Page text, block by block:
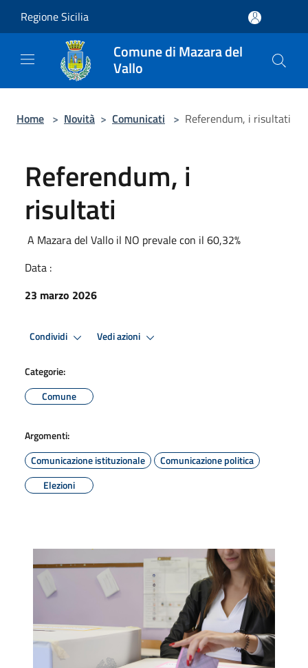
Regione Sicilia
Comune di Mazara del
Vallo
Home > Novità > Comunicati > Referendum, i risultati
Referendum, i
risultati
A Mazara del Vallo il NO prevale con il 60,32%
Data :
23 marzo 2026
Condividi Vedi azioni
Categorie:
Comune
Argomenti:
Comunicazione istituzionale
Comunicazione politica
Elezioni